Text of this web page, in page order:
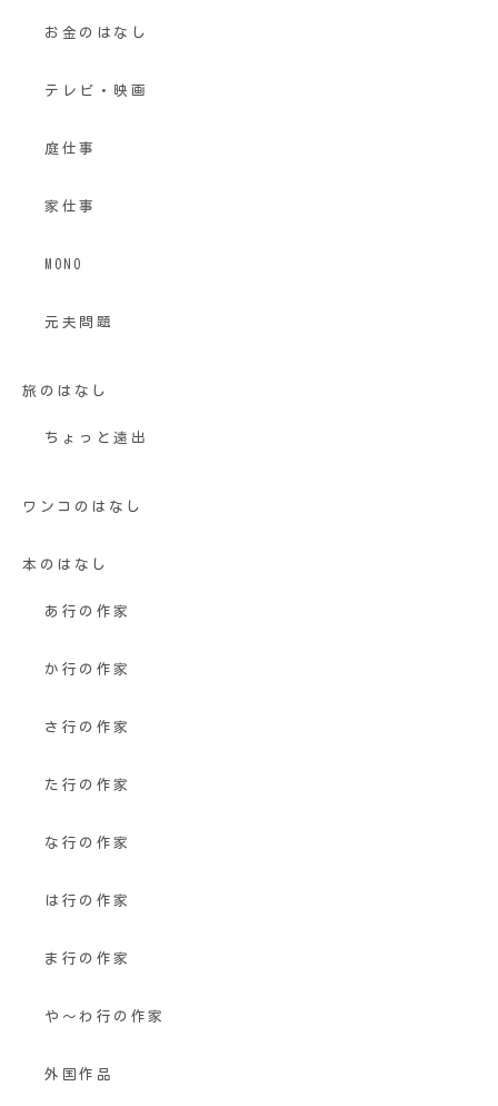
お金のはなし
テレビ・映画
庭仕事
家仕事
MONO
元夫問題
旅のはなし
ちょっと遠出
ワンコのはなし
本のはなし
あ行の作家
か行の作家
さ行の作家
た行の作家
な行の作家
は行の作家
ま行の作家
や〜わ行の作家
外国作品